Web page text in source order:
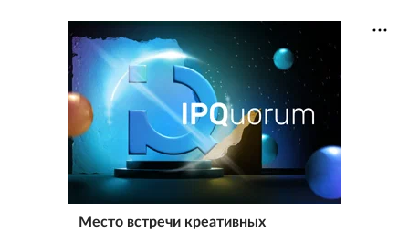
Место встречи креативных